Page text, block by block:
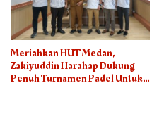
Meriahkan HUT Medan,
Zakiyuddin Harahap Dukung
Penuh Turnamen Padel Untuk